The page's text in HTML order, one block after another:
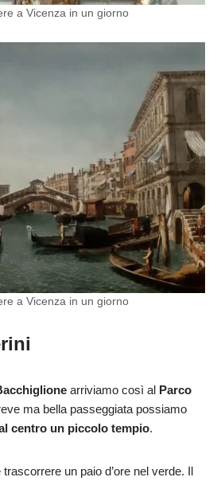
a Vicenza in un giorno
a Vicenza in un giorno
arriviamo così al Parco
ma bella passeggiata possiamo
centro un piccolo tempio.
un paio d’ore nel verde. Il